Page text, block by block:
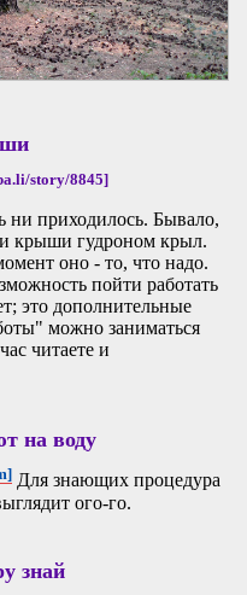
story/8845]
ни приходилось. Бывало,
крыши гудроном крыл.
оно - то, что надо.
пойти работать
это дополнительные
можно заниматься
читаете и
на воду
Для знающих процедура
ого-го.
знай